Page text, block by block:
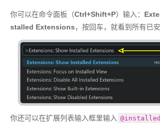
你可以在命令面板（Ctrl+Shift+P）输入：
stalled Extensions，按回车，就看到所有已
你还可以在扩展列表输入框里输入 @installed